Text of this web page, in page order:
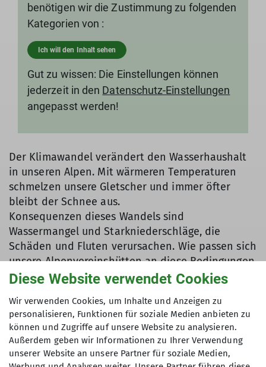
benötigen wir die Zustimmung zu folgenden
Kategorien von :
Ich will den Inhalt sehen
Gut zu wissen: Die Einstellungen können
jederzeit in den Datenschutz-Einstellungen
angepasst werden!
Der Klimawandel verändert den Wasserhaushalt
in unseren Alpen. Mit wärmeren Temperaturen
schmelzen unsere Gletscher und immer öfter
bleibt der Schnee aus.
Konsequenzen dieses Wandels sind
Wassermangel und Starkniederschläge, die
Schäden und Fluten verursachen. Wie passen sich
unsere Alpenvereinshütten an diese Bedingungen
an? Wird der Wassermangel in den nächsten
Rolle spielen wir als Hüttengäste bei dem
Ganzen?
Jo Godt trifft an der Ludwig-Maximilians-
Universität München Professor Ralf Ludwig, der
Diese Website verwendet Cookies
Wir verwenden Cookies, um Inhalte und Anzeigen zu
personalisieren, Funktionen für soziale Medien anbieten zu
können und Zugriffe auf unsere Website zu analysieren.
Außerdem geben wir Informationen zu Ihrer Verwendung
unserer Website an unsere Partner für soziale Medien,